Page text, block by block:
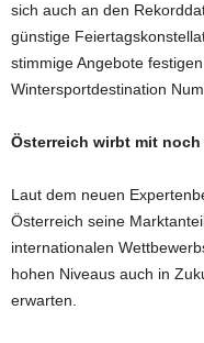
sich auch an den
günstige
stimmige Angebote
Wintersportdestination
Österreich wirbt mit
Laut dem neuen
Österreich seine
internationalen
hohen Niveaus auch in
erwarten.